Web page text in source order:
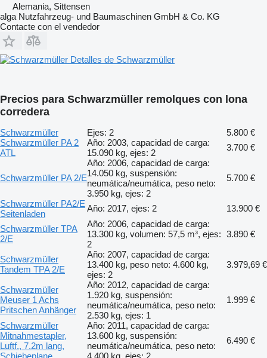
Alemania, Sittensen
alga Nutzfahrzeug- und Baumaschinen GmbH & Co. KG
Contacte con el vendedor
Detalles de Schwarzmüller
Precios para Schwarzmüller remolques con lona
corredera
Schwarzmüller Ejes: 2
5.800 €
Schwarzmüller PA 2
ATL
Año: 2003, capacidad de carga:
15.090 kg, ejes: 2
3.700 €
Schwarzmüller PA 2/E
Año: 2006, capacidad de carga:
14.050 kg, suspensión:
neumática/neumática, peso neto:
3.950 kg, ejes: 2
5.700 €
Schwarzmüller PA2/E
Seitenladen
Año: 2017, ejes: 2
13.900 €
Schwarzmüller TPA
2/E
Año: 2006, capacidad de carga:
13.300 kg, volumen: 57,5 m³, ejes:
2
3.890 €
Schwarzmüller
Tandem TPA 2/E
Año: 2007, capacidad de carga:
13.400 kg, peso neto: 4.600 kg,
ejes: 2
3.979,69 €
Schwarzmüller
Meuser 1 Achs
Pritschen Anhänger
Año: 2012, capacidad de carga:
1.920 kg, suspensión:
neumática/neumática, peso neto:
2.530 kg, ejes: 1
1.999 €
Schwarzmüller
Mitnahmestapler,
Luftf., 7.2m lang,
Schiebeplane
Año: 2011, capacidad de carga:
13.600 kg, suspensión:
neumática/neumática, peso neto:
4.400 kg, ejes: 2
6.490 €